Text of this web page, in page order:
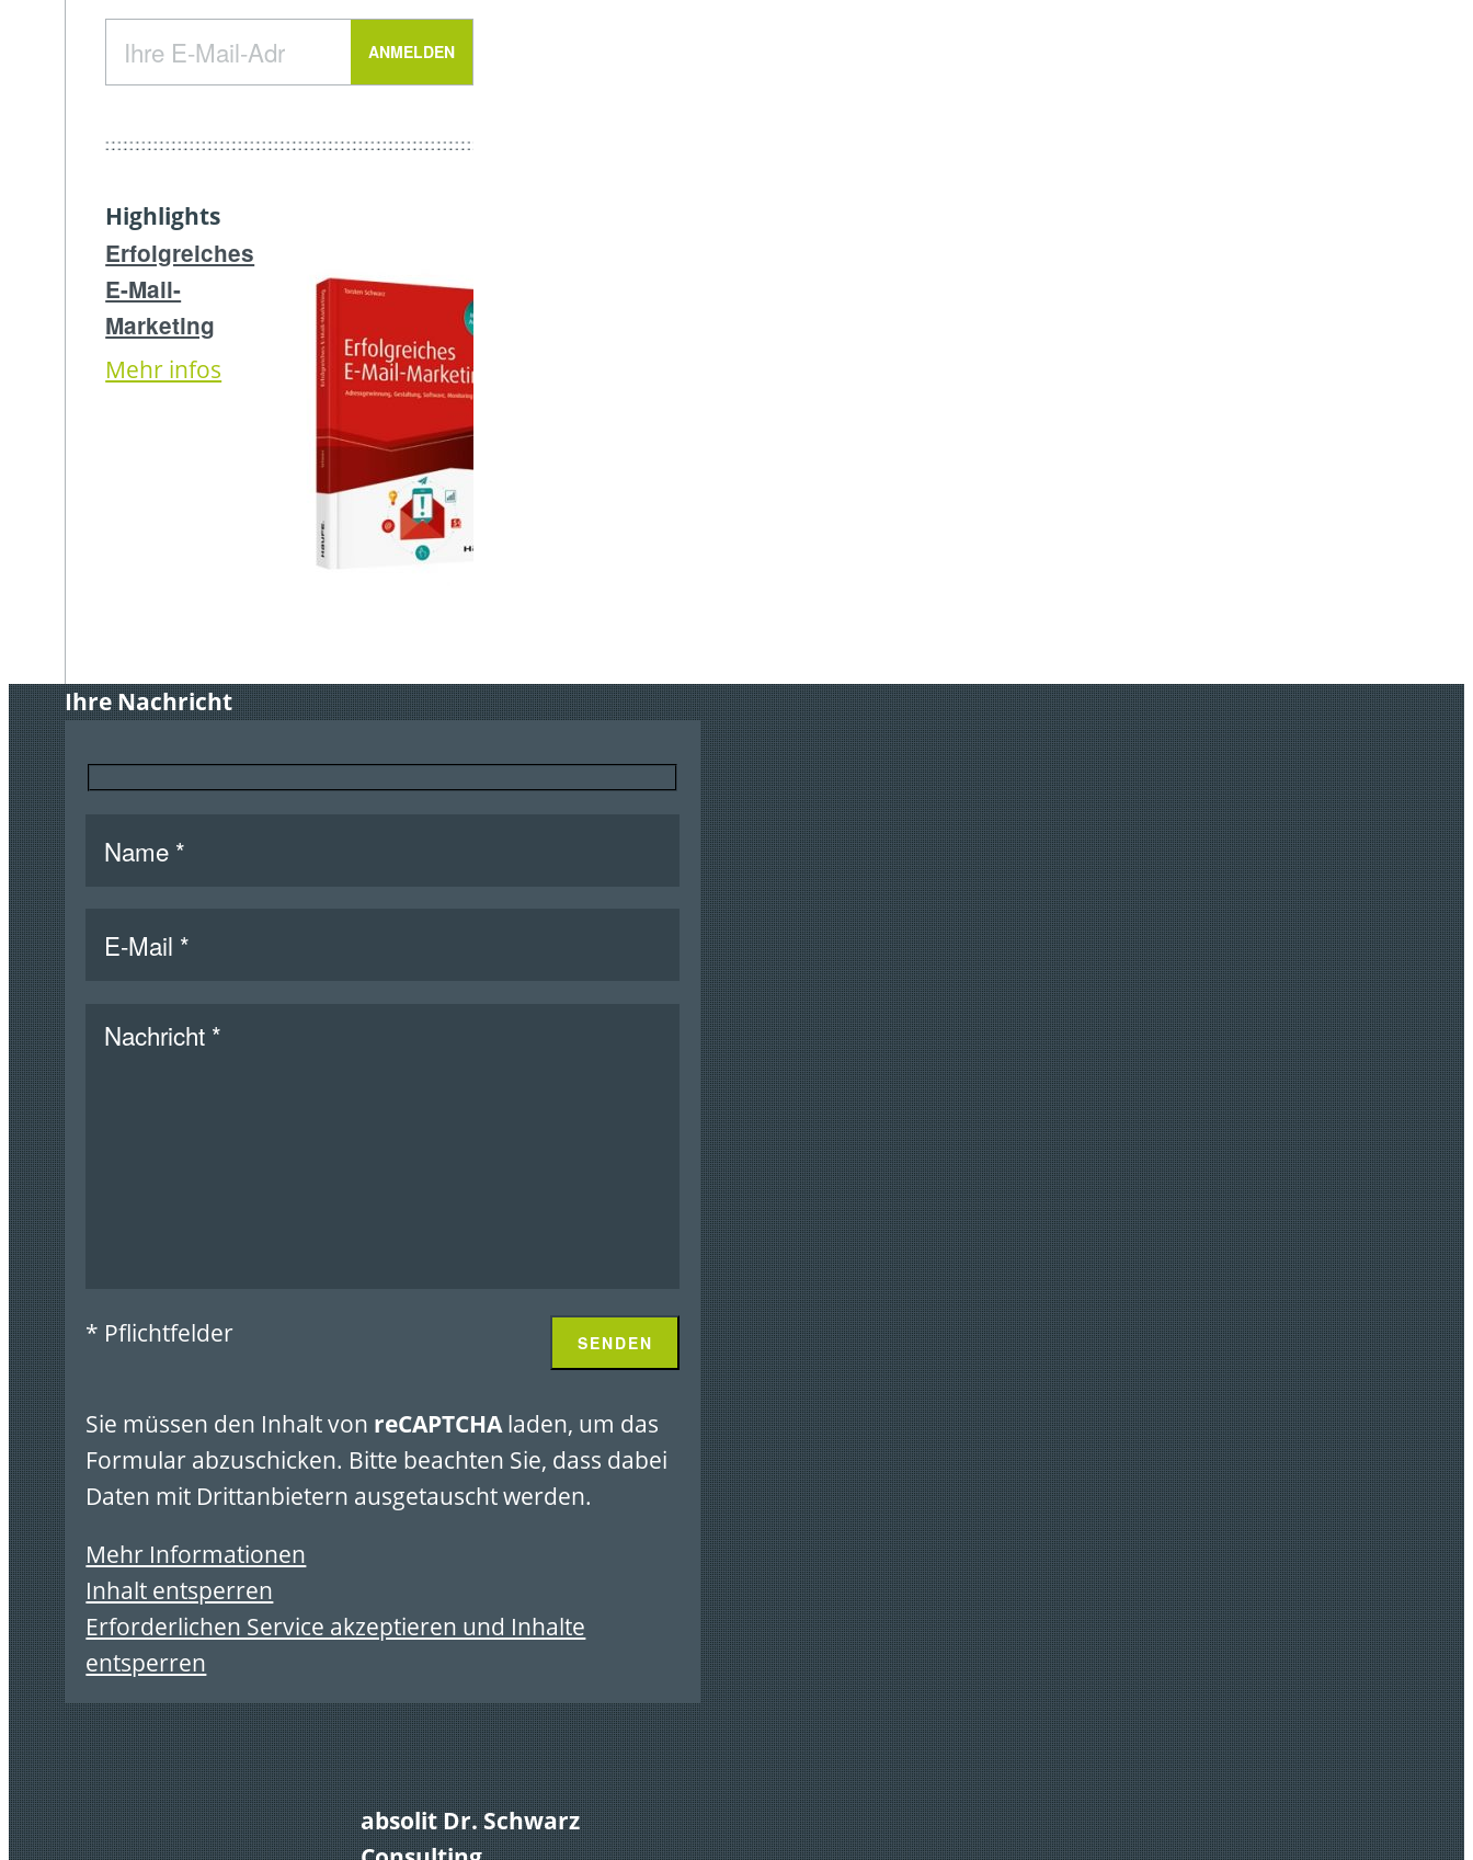
Highlights
Erfolgreiches
E-Mail-
Marketing
Mehr infos
Ihre Nachricht
* Pflichtfelder
Sie müssen den Inhalt von reCAPTCHAladen, um das
Formular abzuschicken. Bitte beachten Sie, dass dabei
Daten mit Drittanbietern ausgetauscht werden.
Mehr Informationen
Inhalt entsperren
Erforderlichen Service akzeptieren und Inhalte
entsperren
absolit Dr. Schwarz